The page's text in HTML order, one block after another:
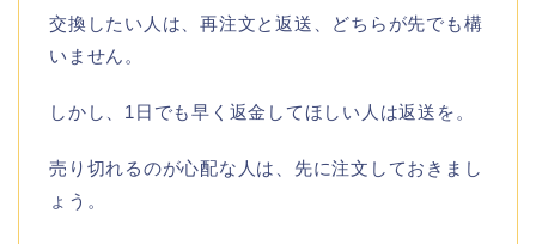
交換したい人は、再注文と返送、どちらが先でも構
いません。
しかし、1日でも早く返金してほしい人は返送を。
売り切れるのが心配な人は、先に注文しておきまし
ょう。